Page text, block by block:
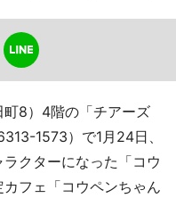
8）4階の「チアーズ
1573）で1月24日、
クターになった「コウ
フェ「コウペンちゃん